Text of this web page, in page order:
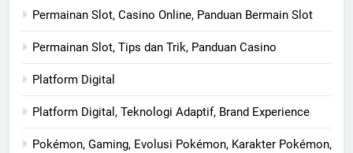
Permainan Slot, Casino Online, Panduan Bermain Slot
Permainan Slot, Tips dan Trik, Panduan Casino
Platform Digital
Platform Digital, Teknologi Adaptif, Brand Experience
Pokémon, Gaming, Evolusi Pokémon, Karakter Pokémon,